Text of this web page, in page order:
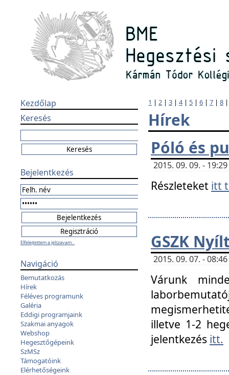
Kezdőlap
Keresés
Bejelentkezés
Elfelejtettem a jelszavam...
Navigáció
Bemutatkozás
Hírek
Féléves programunk
Galéria
Eddigi programjaink
Szakmai anyagok
Webshop
Hegesztőgépeink
SzMSz
Támogatóink
Elérhetőségeink
1 | 2 | 3 | 4| 5 | 6 | 7 | 8
Hírek
Póló és
2015. 09. 09. -
Részleteket itt
GSZK
2015. 09. 07. -
Várunk
illetve 1-2
jelentkezés itt.